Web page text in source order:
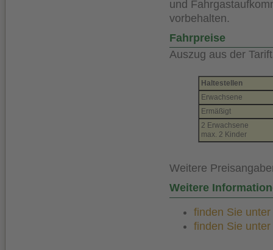
und
vorbehalten.
Fahrpreise
Auszug aus der
Haltestellen
Erwachsene
Ermäßigt
2 Erwachsene
max. 2 Kinder
Weitere
Weitere
finden Sie
finden Sie